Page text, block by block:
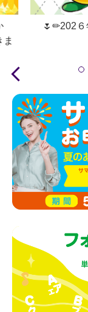
🌷✏202６年度